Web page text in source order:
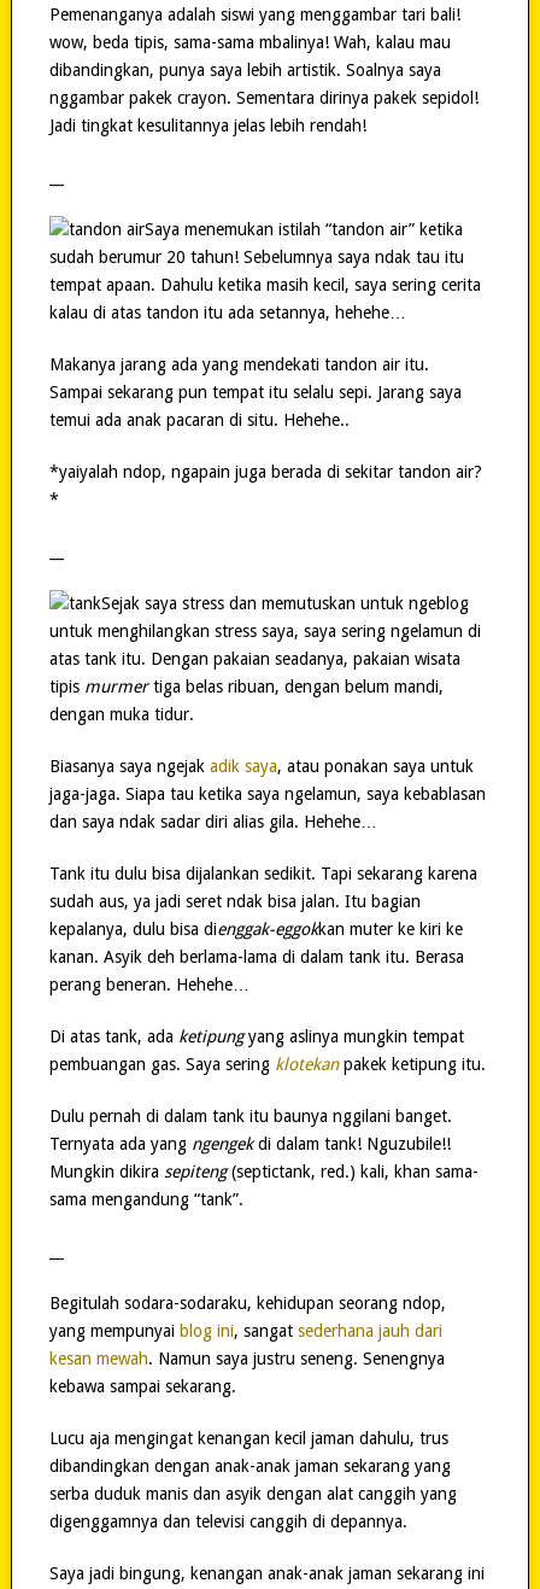
Pemenanganya adalah siswi yang menggambar tari bali!
wow, beda tipis, sama-sama mbalinya! Wah, kalau mau
dibandingkan, punya saya lebih artistik. Soalnya saya
nggambar pakek crayon. Sementara dirinya pakek sepidol!
Jadi tingkat kesulitannya jelas lebih rendah!
Saya menemukan istilah “tandon air” ketika
sudah berumur 20 tahun! Sebelumnya saya ndak tau itu
tempat apaan. Dahulu ketika masih kecil, saya sering cerita
kalau di atas tandon itu ada setannya, hehehe…
Makanya jarang ada yang mendekati tandon air itu.
Sampai sekarang pun tempat itu selalu sepi. Jarang saya
temui ada anak pacaran di situ. Hehehe..
*yaiyalah ndop, ngapain juga berada di sekitar tandon air?
*
Sejak saya stress dan memutuskan untuk ngeblog
untuk menghilangkan stress saya, saya sering ngelamun di
atas tank itu. Dengan pakaian seadanya, pakaian wisata
tipis murmertiga belas ribuan, dengan belum mandi,
dengan muka tidur.
Biasanya saya ngejak adik saya, atau ponakan saya untuk
jaga-jaga. Siapa tau ketika saya ngelamun, saya kebablasan
dan saya ndak sadar diri alias gila. Hehehe…
Tank itu dulu bisa dijalankan sedikit. Tapi sekarang karena
sudah aus, ya jadi seret ndak bisa jalan. Itu bagian
kepalanya, dulu bisa dienggak-eggokkan muter ke kiri ke
kanan. Asyik deh berlama-lama di dalam tank itu. Berasa
perang beneran. Hehehe…
Di atas tank, ada ketipungyang aslinya mungkin tempat
pembuangan gas. Saya sering klotekanpakek ketipung itu.
Dulu pernah di dalam tank itu baunya nggilani banget.
Ternyata ada yang ngengekdi dalam tank! Nguzubile!!
Mungkin dikira sepiteng(septictank, red.) kali, khan sama-
sama mengandung “tank”.
Begitulah sodara-sodaraku, kehidupan seorang ndop,
yang mempunyai blog ini, sangat sederhana jauh dari
kesan mewah. Namun saya justru seneng. Senengnya
kebawa sampai sekarang.
Lucu aja mengingat kenangan kecil jaman dahulu, trus
dibandingkan dengan anak-anak jaman sekarang yang
serba duduk manis dan asyik dengan alat canggih yang
digenggamnya dan televisi canggih di depannya.
Saya jadi bingung, kenangan anak-anak jaman sekarang ini